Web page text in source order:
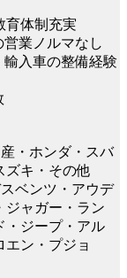
育体制充実
業ノルマなし
入車の整備経験
・ホンダ・スバ
ズキ・その他
ベンツ・アウデ
ジャガー・ラン
・ジープ・アル
エン・プジョ